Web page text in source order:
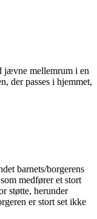
jævne mellemrum i en
der passes i hjemmet,
barnets/borgerens
medfører et stort
støtte, herunder
er stort set ikke